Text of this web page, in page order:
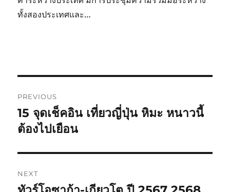
ทั้งสองประเทศและ…
navigation
PREVIOUS
Previous
post:
15 จุดเช็คอิน เที่ยวญี่ปุ่น หิมะ หนาวนี้
ต้องไปเยือน
NEXT
Next